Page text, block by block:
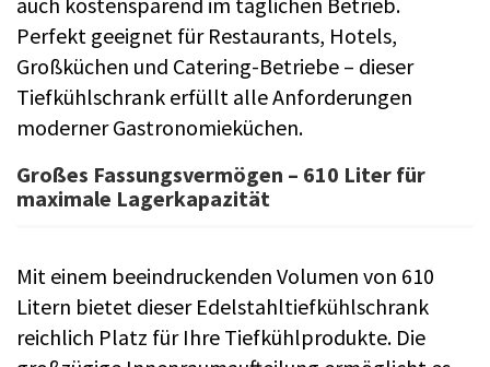
Perfekt geeignet für Restaurants, Hotels,
Großküchen und Catering-Betriebe – dieser
Tiefkühlschrank erfüllt alle Anforderungen
moderner Gastronomieküchen.
Großes Fassungsvermögen – 610 Liter für
maximale Lagerkapazität
Mit einem beeindruckenden Volumen von 610
Litern bietet dieser Edelstahltiefkühlschrank
reichlich Platz für Ihre Tiefkühlprodukte. Die